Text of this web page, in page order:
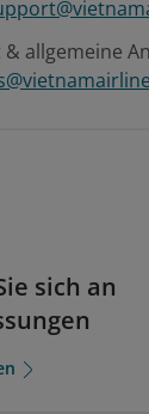
allgemeine
sich an